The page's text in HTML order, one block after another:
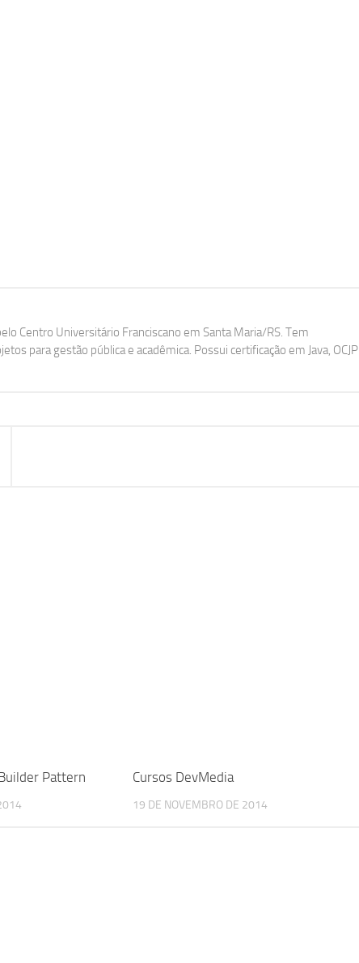
Centro Universitário Franciscano em Santa Maria/RS. Tem
para gestão pública e acadêmica. Possui certificação em Java, OCJP
Pattern Cursos DevMedia
19 DE NOVEMBRO DE 2014